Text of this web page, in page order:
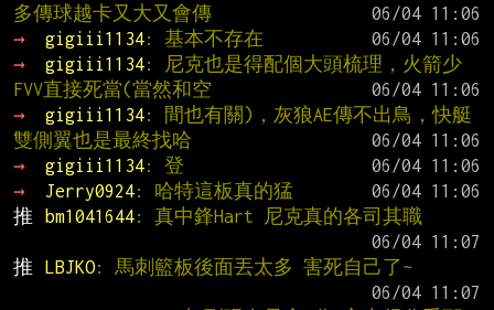
多傳球越卡又大又會傳
→
gigiii1134: 基本不存在
→
gigiii1134: 尼克也是得配個大頭梳理，火箭少
FVV直接死當(當然和空
→
gigiii1134: 間也有關)，灰狼AE傳不出鳥，快艇
雙側翼也是最終找哈
→
gigiii1134: 登
→
Jerry0924: 哈特這板真的猛
推
bm1041644: 真中鋒Hart 尼克真的各司其職
推
LBJKO: 馬刺籃板後面丟太多 害死自己了~